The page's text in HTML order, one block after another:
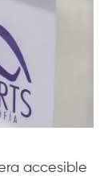
accesible